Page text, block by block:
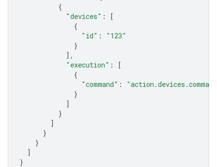
{
"devices" :
[
{
"id" :
"123"
}
],
"execution" :
[
{
"command" :
}
]
}
]
}
}
]
}